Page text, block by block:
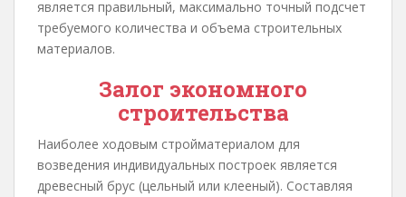
является правильный, максимально точный подсчет
требуемого количества и объема строительных
материалов.
Залог экономного
строительства
Наиболее ходовым стройматериалом для
возведения индивидуальных построек является
древесный брус (цельный или клееный). Составляя